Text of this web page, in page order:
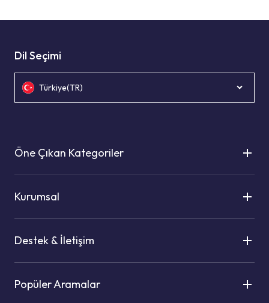
Dil Seçimi
Türkiye(TR)
Öne Çıkan Kategoriler
Kurumsal
Destek & İletişim
Popüler Aramalar